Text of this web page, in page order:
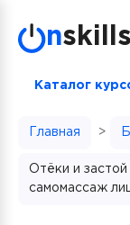
nskills
Каталог
Главная >
Отёки и
самомассаж